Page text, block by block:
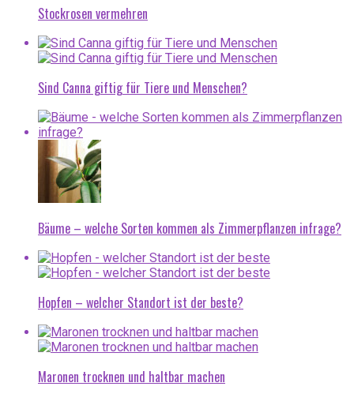
Stockrosen vermehren
Sind Canna giftig für Tiere und Menschen?
Bäume – welche Sorten kommen als Zimmerpflanzen infrage?
Hopfen – welcher Standort ist der beste?
Maronen trocknen und haltbar machen